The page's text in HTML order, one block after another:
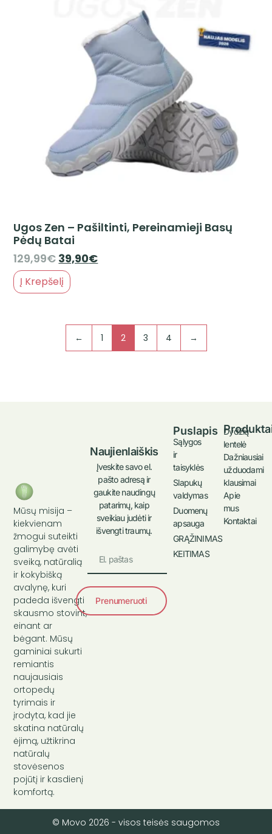
Ugos Zen – Pašiltinti, Pereinamieji Basų
Pėdų Batai
129,99€ 39,90€
Į Krepšelį
← 1 2 3 4 →
Mūsų misija –
kiekvienam
žmogui suteikti
galimybę avėti
sveiką, natūralią
ir kokybišką
avalynę, kuri
padeda išvengti
skausmo stovint,
einant ar
bėgant. Mūsų
gaminiai sukurti
remiantis
naujausiais
ortopedų
tyrimais ir
įrodyta, kad jie
skatina natūralų
ėjimą, užtikrina
natūralų
stovėsenos
pojūtį ir kasdienį
komfortą.
Dydžių
lentelė
Dažniausiai
užduodami
klausimai
Apie
mus
Kontaktai
Puslapis
Sąlygos
ir
taisyklės
Slapukų
valdymas
Duomenų
apsauga
GRĄŽINIMAS
KEITIMAS
Naujienlaiškis
Įveskite savo el.
pašto adresą ir
gaukite naudingų
patarimų, kaip
sveikiau judėti ir
išvengti traumų.
Prenumeruoti
© Movo 2026 - visos teisės saugomos